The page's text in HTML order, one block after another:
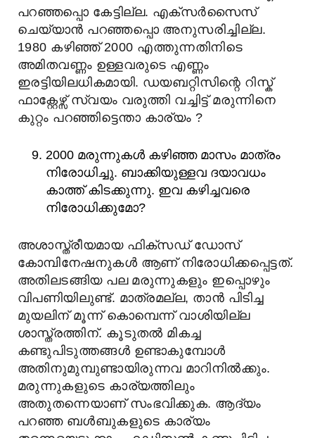
പറഞ്ഞപ്പൊ കേട്ടില്ല. എക്സർസൈസ്
ചെയ്യാൻ പറഞ്ഞപ്പൊ അനുസരിച്ചില്ല.
1980 കഴിഞ്ഞ് 2000 എത്തുന്നതിനിടെ
അമിതവണ്ണം ഉള്ളവരുടെ എണ്ണം
ഇരട്ടിയിലധികമായി. ഡയബറ്റിസിന്റെ റിസ്ക്
ഫാക്റ്റേഴ്സ് സ്വയം വരുത്തി വച്ചിട്ട് മരുന്നിനെ
കുറ്റം പറഞ്ഞിട്ടെന്താ കാര്യം ?
2000 മരുന്നുകൾ കഴിഞ്ഞ മാസം മാത്രം
നിരോധിച്ചു. ബാക്കിയുള്ളവ ദയാവധം
കാത്ത് കിടക്കുന്നു. ഇവ കഴിച്ചവരെ
നിരോധിക്കുമോ?
അശാസ്ത്രീയമായ ഫിക്സഡ് ഡോസ്
കോമ്പിനേഷനുകൾ ആണ് നിരോധിക്കപ്പെട്ടത്.
അതിലടങ്ങിയ പല മരുന്നുകളും ഇപ്പൊഴും
വിപണിയിലുണ്ട്. മാത്രമല്ല, താൻ പിടിച്ച
മുയലിന് മൂന്ന് കൊമ്പെന്ന് വാശിയില്ല
ശാസ്ത്രത്തിന്. കൂടുതൽ മികച്ച
കണ്ടുപിടുത്തങ്ങൾ ഉണ്ടാകുമ്പോൾ
അതിനുമുമ്പുണ്ടായിരുന്നവ മാറിനിൽക്കും.
മരുന്നുകളുടെ കാര്യത്തിലും
അതുതന്നെയാണ് സംഭവിക്കുക. ആദ്യം
പറഞ്ഞ ബൾബുകളുടെ കാര്യം